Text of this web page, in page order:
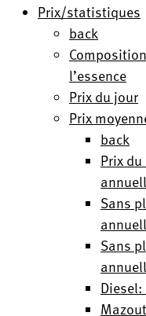
Prix/statistiques
back
l’essence
Prix du jour
Prix
back
Prix
Sans
Sans